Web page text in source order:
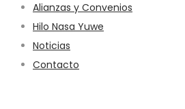
Alianzas y Convenios
Hilo Nasa Yuwe
Noticias
Contacto